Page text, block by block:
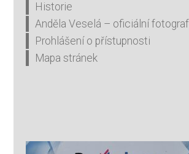
Historie
Anděla Veselá – oficiální fotograf
Prohlášení o přístupnosti
Mapa stránek